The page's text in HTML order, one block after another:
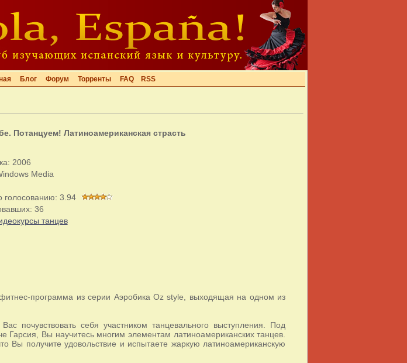
Блог Форум Торренты FAQ RSS
Потанцуем! Латиноамериканская страсть
2006
Media
голосованию: 3.94
36
танцев
программа из серии Аэробика Oz style, выходящая на одном из
почувствовать себя участником танцевального выступления. Под
Гарсия, Вы научитесь многим элементам латиноамериканских танцев.
Вы получите удовольствие и испытаете жаркую латиноамериканскую